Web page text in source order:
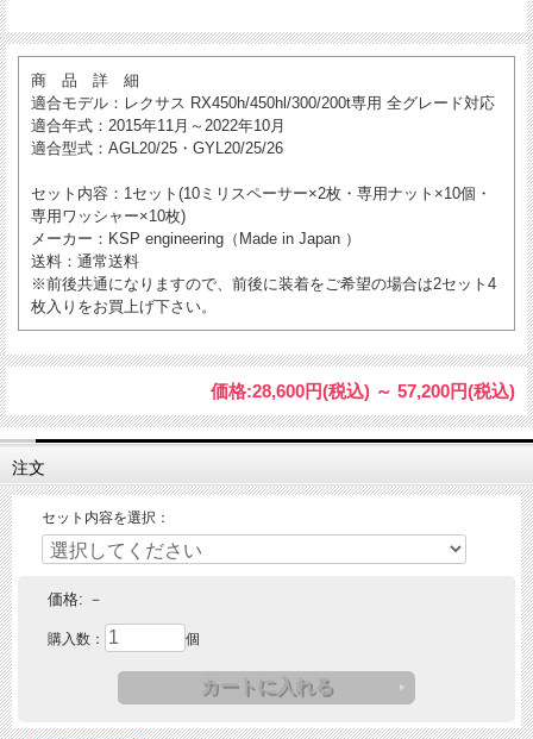
商 品 詳 細
適合モデル ：レクサス RX450h/450hl/300/200t専用 全グレード対応
適合年式 ：2015年11月～2022年10月
適合型式 ：AGL20/25・GYL20/25/26
セット内容 ：1セット(10ミリスペーサー×2枚・専用ナット×10個・
専用ワッシャー×10枚)
メーカー ：KSP engineering（Made in Japan ）
送料 ：通常送料
※前後共通になりますので、前後に装着をご希望の場合は2セット4
枚入りをお買上げ下さい。
価格:28,600円(税込) ～ 57,200円(税込)
注文
セット内容を選択：
価格: －
購入数： 個